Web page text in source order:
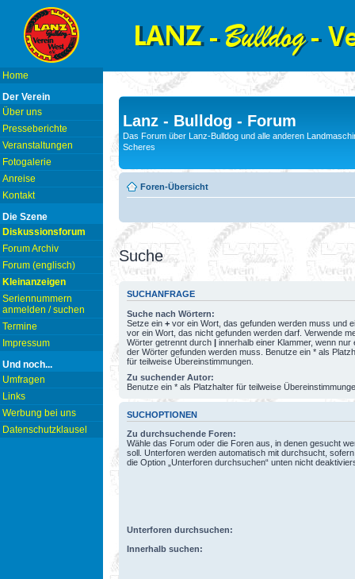
Home
Der Verein
Über uns
Presseberichte
Veranstaltungen
Fotogalerie
Anreise
Kontakt
Die Szene
Diskussionsforum
Forum Archiv
Forum (englisch)
Kleinanzeigen
Seriennummern
anmelden / suchen
Termine
Impressum
Und noch...
Umfragen
Links
Werbung bei uns
Datenschutzklausel
Lanz - Bulldog - Forum
Das Forum über Lanz-Bulldog und alle anderen
Scheres
Foren-Übersicht
Suche
SUCHANFRAGE
Suche nach Wörtern:
Setze ein + vor ein Wort, das gefunden werden muss und
vor ein Wort, das nicht gefunden werden darf. Verwende
Wörter getrennt durch | innerhalb einer Klammer, wenn nur
der Wörter gefunden werden muss. Benutze ein * als
für teilweise Übereinstimmungen.
Zu suchender Autor:
Benutze ein * als Platzhalter für teilweise
SUCHOPTIONEN
Zu durchsuchende Foren:
Wähle das Forum oder die Foren aus, in denen gesucht
soll. Unterforen werden automatisch mit durchsucht,
die Option „Unterforen durchsuchen“ unten nicht
Unterforen durchsuchen:
Innerhalb suchen: